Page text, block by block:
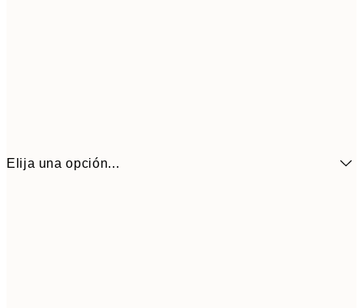
Elija una opción...